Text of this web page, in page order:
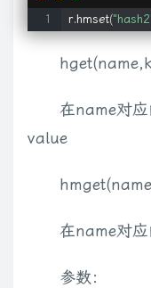
r.hmset(
在name对
value
在name对
参数：